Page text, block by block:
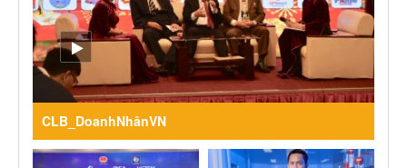
CLB_DoanhNhânVN